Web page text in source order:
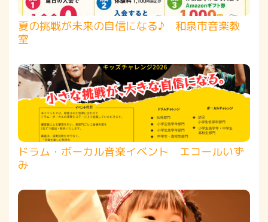
夏の挑戦が未来の自信になる♪ 和泉市音楽教
室
ドラム・ボーカル音楽イベント エコールいず
み